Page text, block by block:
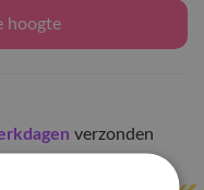
hoogte
verzonden